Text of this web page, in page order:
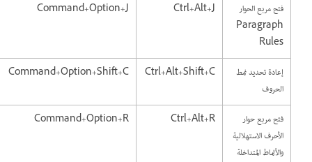
فتح مربع الحوار
Paragraph
Rules
Ctrl+Alt+J
Command+Option+J
إعادة تحديد نمط
الحروف
Ctrl+Alt+Shift+C
Command+Option+Shift+C
فتح مربع حوار
الأحرف الاستهلالية
والأنماط المتداخلة
Ctrl+Alt+R
Command+Option+R